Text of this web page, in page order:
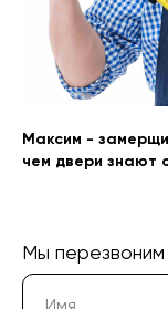
Максим -
чем двери знают
Мы перезвоним
Юридическая
Александрович,
+7
ул.